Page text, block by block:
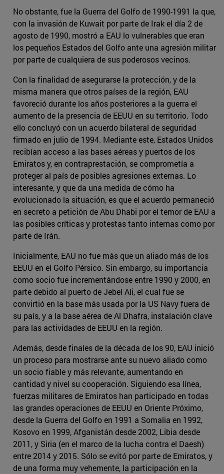
No obstante, fue la Guerra del Golfo de 1990-1991 la que,
con la invasión de Kuwait por parte de Irak el día 2 de
agosto de 1990, mostró a EAU lo vulnerables que eran
los pequeños Estados del Golfo ante una agresión militar
por parte de cualquiera de sus poderosos vecinos.
Con la finalidad de asegurarse la protección, y de la
misma manera que otros países de la región, EAU
favoreció durante los años posteriores a la guerra el
aumento de la presencia de EEUU en su territorio. Todo
ello concluyó con un acuerdo bilateral de seguridad
firmado en julio de 1994. Mediante este, Estados Unidos
recibían acceso a las bases aéreas y puertos de los
Emiratos y, en contraprestación, se comprometía a
proteger al país de posibles agresiones externas. Lo
interesante, y que da una medida de cómo ha
evolucionado la situación, es que el acuerdo permaneció
en secreto a petición de Abu Dhabi por el temor de EAU a
las posibles críticas y protestas tanto internas como por
parte de Irán.
Inicialmente, EAU no fue más que un aliado más de los
EEUU en el Golfo Pérsico. Sin embargo, su importancia
como socio fue incrementándose entre 1990 y 2000, en
parte debido al puerto de Jebel Ali, el cual fue se
convirtió en la base más usada por la US Navy fuera de
su país, y a la base aérea de Al Dhafra, instalación clave
para las actividades de EEUU en la región.
Además, desde finales de la década de los 90, EAU inició
un proceso para mostrarse ante su nuevo aliado como
un socio fiable y más relevante, aumentando en
cantidad y nivel su cooperación. Siguiendo esa línea,
fuerzas militares de Emiratos han participado en todas
las grandes operaciones de EEUU en Oriente Próximo,
desde la Guerra del Golfo en 1991 a Somalia en 1992,
Kosovo en 1999, Afganistán desde 2002, Libia desde
2011, y Siria (en el marco de la lucha contra el Daesh)
entre 2014 y 2015. Sólo se evitó por parte de Emiratos, y
de una forma muy vehemente, la participación en la